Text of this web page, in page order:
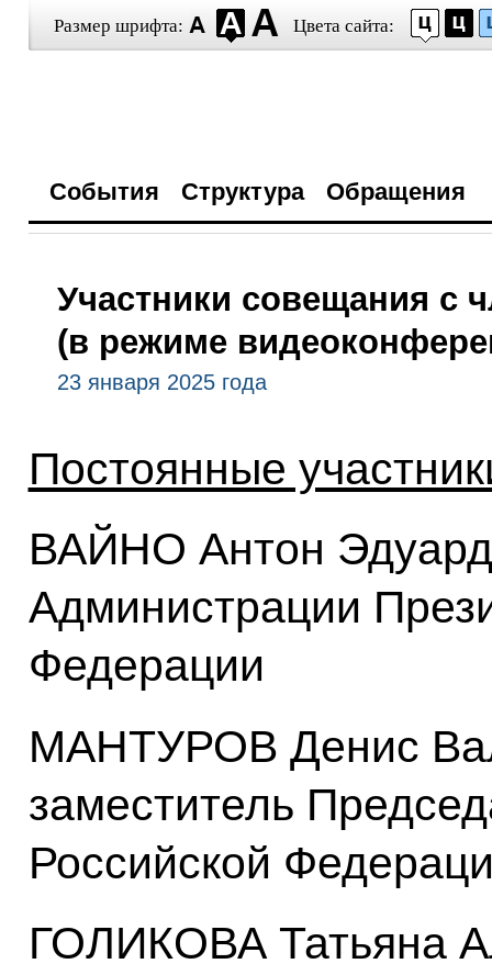
Размер шрифта: Цвета сайта:
События Структура Обращения
Участники совещания с
(в режиме
23 января 2025 года
Постоянные
ВАЙНО Антон
Администрации
Федерации
МАНТУРОВ Денис
заместитель
Российской
ГОЛИКОВА Татьяна